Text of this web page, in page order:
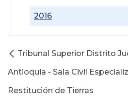
2016
Tribunal Superior Distrito
Antioquia - Sala Civil
Restitución de Tierras